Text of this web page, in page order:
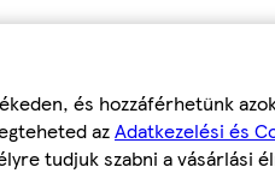
és hozzáférhetünk
azAdatkezelési és
tudjuk szabni a vásárlási